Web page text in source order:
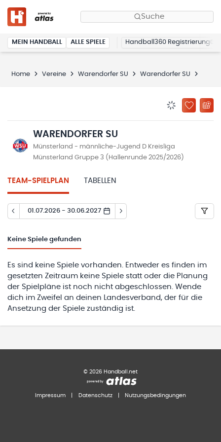
Suche
MEIN HANDBALL ALLE SPIELE Handball360 Registrierung
Home Vereine Warendorfer SU Warendorfer SU
ZU
WARENDORFER SU
Münsterland - männliche-Jugend D Kreisliga
Münsterland Gruppe 3 (Hallenrunde 2025/2026)
TEAM-SPIELPLAN TABELLEN
01.07.2026 - 30.06.2027
Keine Spiele gefunden
Es sind keine Spiele vorhanden. Entweder es finden im
gesetzten Zeitraum keine Spiele statt oder die Planung
der Spielpläne ist noch nicht abgeschlossen. Wende
dich im Zweifel an deinen Landesverband, der für die
Ansetzung der Spiele zuständig ist.
© 2026 Handball.net
Impressum Datenschutz Nutzungsbedingungen